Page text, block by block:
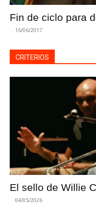
Fin de ciclo para
- 16/06/2017
CRITERIOS
El sello de Willie
- 04/05/2026